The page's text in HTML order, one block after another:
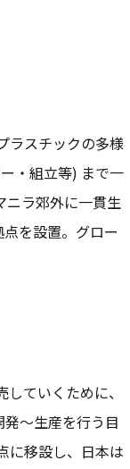
ラスチックの多様
・組立等) まで一
ニラ郊外に一貫生
を設置。グロー
ていくために、
～生産を行う目
に移設し、日本は